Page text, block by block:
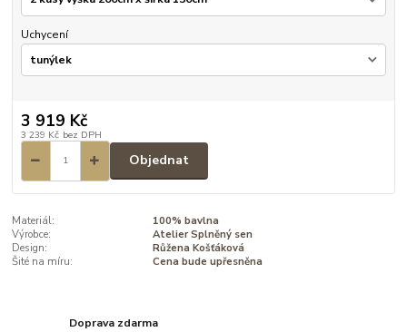
Uchycení
3 919 Kč
3 239 Kč bez DPH
Objednat
Materiál:
100% bavlna
Výrobce:
Atelier Splněný sen
Design:
Růžena Košťáková
Šité na míru:
Cena bude upřesněna
Doprava zdarma